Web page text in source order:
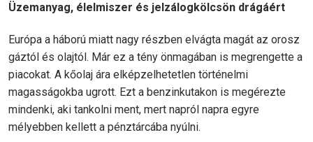
Üzemanyag, élelmiszer és jelzálogkölcsön drágáért
Európa a háború miatt nagy részben elvágta magát az orosz
gáztól és olajtól. Már ez a tény önmagában is megrengette a
piacokat. A kőolaj ára elképzelhetetlen történelmi
magasságokba ugrott. Ezt a benzinkutakon is megérezte
mindenki, aki tankolni ment, mert napról napra egyre
mélyebben kellett a pénztárcába nyúlni.